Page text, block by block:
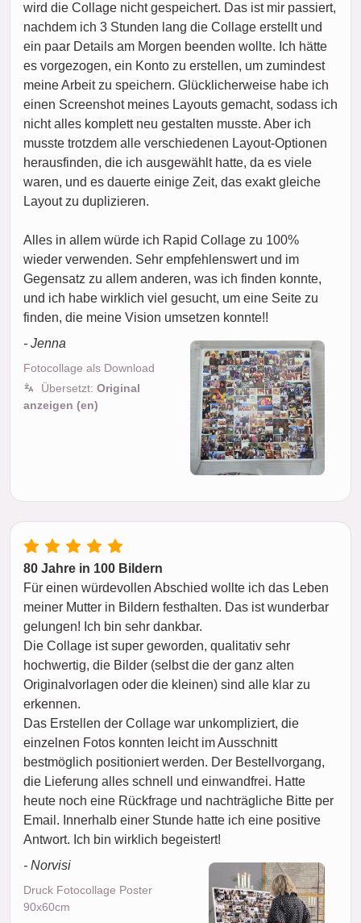
wird die Collage nicht gespeichert. Das ist mir passiert,
nachdem ich 3 Stunden lang die Collage erstellt und
ein paar Details am Morgen beenden wollte. Ich hätte
es vorgezogen, ein Konto zu erstellen, um zumindest
meine Arbeit zu speichern. Glücklicherweise habe ich
einen Screenshot meines Layouts gemacht, sodass ich
nicht alles komplett neu gestalten musste. Aber ich
musste trotzdem alle verschiedenen Layout-Optionen
herausfinden, die ich ausgewählt hatte, da es viele
waren, und es dauerte einige Zeit, das exakt gleiche
Layout zu duplizieren.
Alles in allem würde ich Rapid Collage zu 100%
wieder verwenden. Sehr empfehlenswert und im
Gegensatz zu allem anderen, was ich finden konnte,
und ich habe wirklich viel gesucht, um eine Seite zu
finden, die meine Vision umsetzen konnte!!
- Jenna
Fotocollage als Download
Übersetzt: Original
anzeigen (en)
80 Jahre in 100 Bildern
Für einen würdevollen Abschied wollte ich das Leben
meiner Mutter in Bildern festhalten. Das ist wunderbar
gelungen! Ich bin sehr dankbar.
Die Collage ist super geworden, qualitativ sehr
hochwertig, die Bilder (selbst die der ganz alten
Originalvorlagen oder die kleinen) sind alle klar zu
erkennen.
Das Erstellen der Collage war unkompliziert, die
einzelnen Fotos konnten leicht im Ausschnitt
bestmöglich positioniert werden. Der Bestellvorgang,
die Lieferung alles schnell und einwandfrei. Hatte
heute noch eine Rückfrage und nachträgliche Bitte per
Email. Innerhalb einer Stunde hatte ich eine positive
Antwort. Ich bin wirklich begeistert!
- Norvisi
Druck Fotocollage Poster
90x60cm